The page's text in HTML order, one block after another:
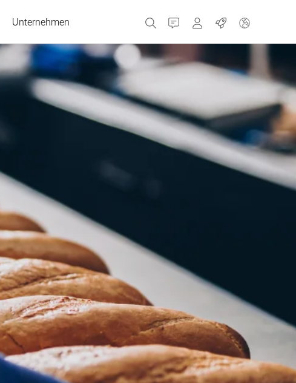
Unternehmen Kontakt MyBizerba
Jobs
Tschechien
Griechenland
Spanien